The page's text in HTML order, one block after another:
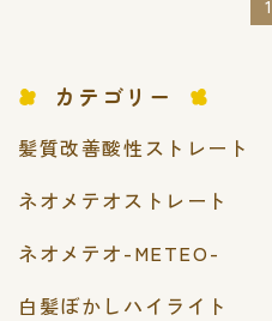
カテゴリー
髪質改善酸性ストレート
ネオメテオストレート
ネオメテオ-METEO-
白髪ぼかしハイライト
1